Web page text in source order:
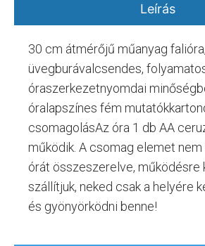
Leírás
30 cm átmérőjű műanyag
üvegburávalcsendes,
óraszerkezetnyomdai
óralapszínes fém
csomagolásAz óra 1 db AA
működik. A csomag elemet
órát összeszerelve, működésre
szállítjuk, neked csak a helyére
és gyönyörködni benne!